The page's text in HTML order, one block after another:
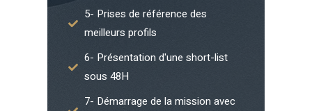
5- Prises de référence des
meilleurs profils
6- Présentation d'une short-list
sous 48H
7- Démarrage de la mission avec